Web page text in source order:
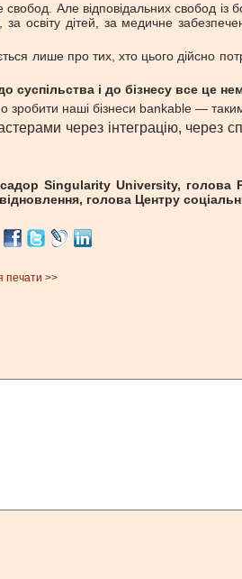
Але відповідальних свобод
освіту дітей, за медичне
лише про тих, хто цього дійсно
суспільства і до бізнесу все це
наші бізнеси bankable —
через інтеграцію, через
Singularity University, голова
голова Центру
печати >>